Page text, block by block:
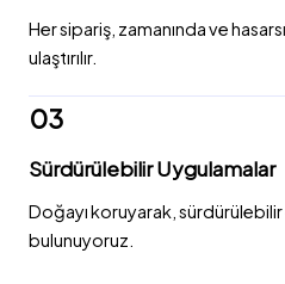
Her sipariş, zamanında ve
ulaştırılır.
03
Sürdürülebilir Uygulamalar
Doğayı koruyarak,
bulunuyoruz.